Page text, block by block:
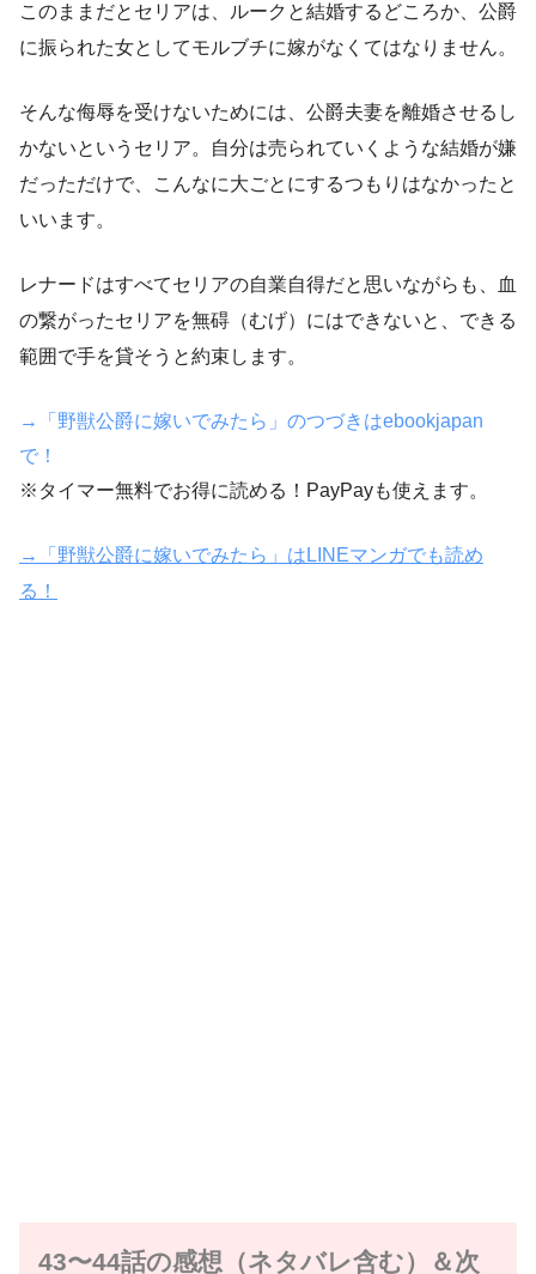
このままだとセリアは、ルークと結婚するどころか、公爵
に振られた女としてモルブチに嫁がなくてはなりません。
そんな侮辱を受けないためには、公爵夫妻を離婚させるし
かないというセリア。自分は売られていくような結婚が嫌
だっただけで、こんなに大ごとにするつもりはなかったと
いいます。
レナードはすべてセリアの自業自得だと思いながらも、血
の繋がったセリアを無碍（むげ）にはできないと、できる
範囲で手を貸そうと約束します。
→「野獣公爵に嫁いでみたら」のつづきはebookjapan
で！
※タイマー無料でお得に読める！PayPayも使えます。
→「野獣公爵に嫁いでみたら」はLINEマンガでも読め
る！
43〜44話の感想（ネタバレ含む）＆次